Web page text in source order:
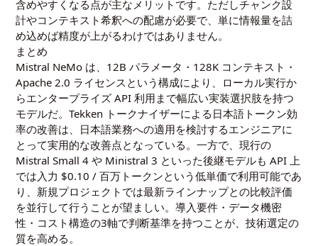
含めやすくなる点が主なメリットです。ただしチャンク設
計やコンテキスト希釈への配慮が必要で、単に情報量を詰
め込めば精度が上がるわけではありません。
まとめ
Mistral NeMo は、12B パラメータ・128K コンテキスト・
Apache 2.0 ライセンスという構成により、ローカル実行か
らエンタープライズ API 利用まで幅広い実装選択肢を持つ
モデルだ。Tekken トークナイザーによる日本語トークン効
率の改善は、日本語業務への適用を検討するエンジニアに
とって実用的な改善点となっている。一方で、現行の
Mistral Small 4 や Ministral 3 といった後継モデルも API 上
では入力 $0.10 / 百万トークンという低単価で利用可能であ
り、新規プロジェクトでは最新ラインナップとの比較評価
を並行して行うことが望ましい。導入要件・データ機密
性・コスト構造の3軸で判断基準を持つことが、技術選定の
質を高める。